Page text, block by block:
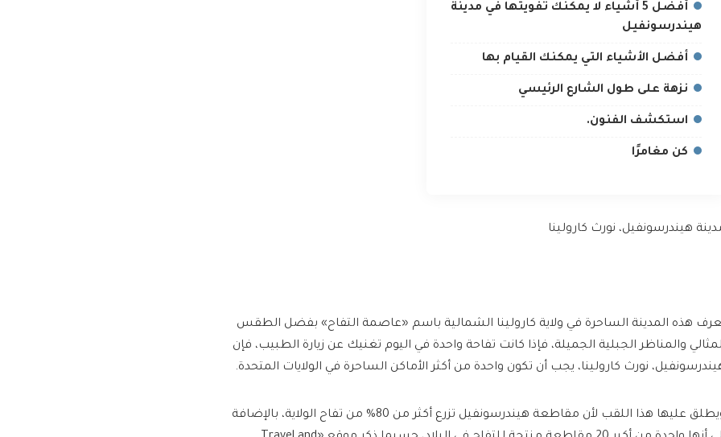
أفضل 5 أشياء لا يمكنك تفويتها في مدينة
هيندرسونفيل
أفضل الأشياء التي يمكنك القيام بها
نزهة على طول الشارع الرئيسي
استكشف الفنون.
كن مغامرًا
هيندرسونفيل، نورث كارولينا
هذه المدينة الساحرة في ولاية كارولينا الشمالية باسم «عاصمة التفاح» بفضل الطقس
والمناظر الجبلية الجميلة، فإذا كانت تفاحة واحدة في اليوم تغنيك عن زيارة الطبيب، فإن
نورث كارولينا، يجب أن تكون واحدة من أكثر الأماكن الساحرة في الولايات المتحدة.
ويطلق عليها هذا اللقب لأن مقاطعة هيندرسونفيل تزرع أكثر من 80% من تفاح الولاية، بالإضافة